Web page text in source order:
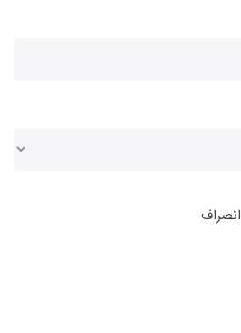
انصراف